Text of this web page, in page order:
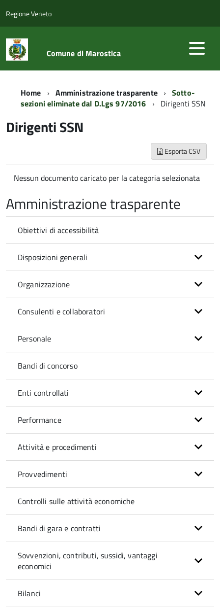
Regione Veneto
Comune di Marostica
Home Amministrazione trasparente
Sotto-
sezioni eliminate dal D.Lgs 97/2016
Dirigenti SSN
Dirigenti SSN
Esporta CSV
Nessun documento caricato per la categoria selezionata
Amministrazione trasparente
Obiettivi di accessibilità
Disposizioni generali
Organizzazione
Consulenti e collaboratori
Personale
Bandi di concorso
Enti controllati
Performance
Attività e procedimenti
Provvedimenti
Controlli sulle attività economiche
Bandi di gara e contratti
Sovvenzioni, contributi, sussidi, vantaggi
economici
Bilanci